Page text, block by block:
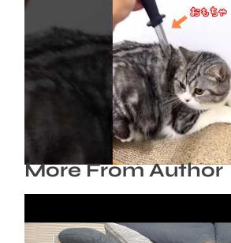
ネコにドッキリ仕掛けた結果５
らし #cat #面白集 #ね
2026年8月6日
More From Author